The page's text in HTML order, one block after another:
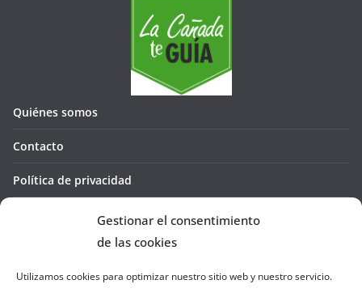
Gestionar el consentimiento
de las cookies
Utilizamos cookies para optimizar nuestro sitio web y nuestro servicio.
Quiénes somos
Contacto
Política de privacidad
Política de cookies (UE)